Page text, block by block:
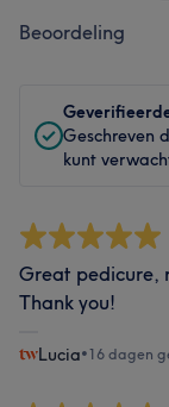
Beoordeling
Geschreven
kunt
Great pedicure,
Thank you!
Lucia•16 dagen